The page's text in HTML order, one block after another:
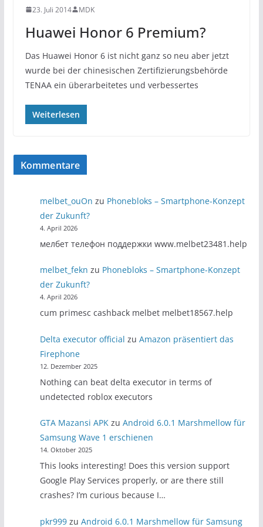
23. Juli 2014 MDK
Huawei Honor 6 Premium?
Das Huawei Honor 6 ist nicht ganz so neu aber jetzt
wurde bei der chinesischen Zertifizierungsbehörde
TENAA ein überarbeitetes und verbessertes
Weiterlesen
Kommentare
melbet_ouOn zu Phonebloks – Smartphone-Konzept
der Zukunft?
4. April 2026
мелбет телефон поддержки www.melbet23481.help
melbet_fekn zu Phonebloks – Smartphone-Konzept
der Zukunft?
4. April 2026
cum primesc cashback melbet melbet18567.help
Delta executor official zuAmazon präsentiert das
Firephone
12. Dezember 2025
Nothing can beat delta executor in terms of
undetected roblox executors
GTA Mazansi APK zuAndroid 6.0.1 Marshmellow für
Samsung Wave 1 erschienen
14. Oktober 2025
This looks interesting! Does this version support
Google Play Services properly, or are there still
crashes? I’m curious because I…
pkr999 zuAndroid 6.0.1 Marshmellow für Samsung